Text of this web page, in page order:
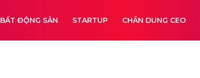
BẤT ĐỘNG SẢN STARTUP CHÂN DUNG CEO